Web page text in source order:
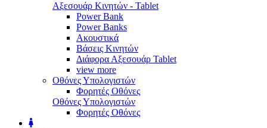
Αξεσουάρ Κινητών - Tablet
Power Bank
Power Banks
Ακουστικά
Βάσεις Κινητών
Διάφορα Αξεσουάρ Tablet
view more
Οθόνες Υπολογιστών
Φορητές Οθόνες
Οθόνες Υπολογιστών
Φορητές Οθόνες